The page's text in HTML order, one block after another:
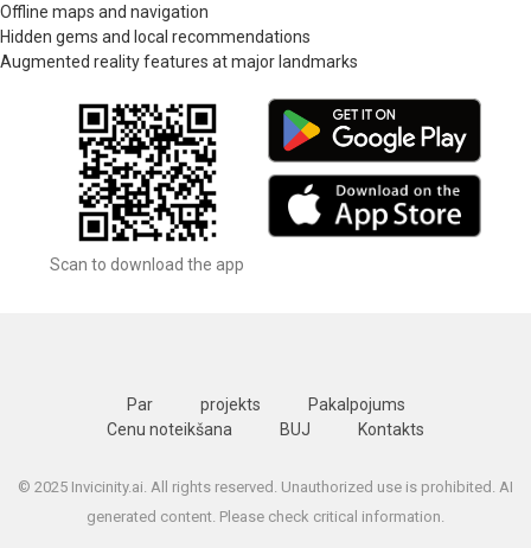
Offline maps and navigation
Hidden gems and local recommendations
Augmented reality features at major landmarks
Scan to download the app
Par projekts
Pakalpojums
Cenu noteikšana
BUJ Kontakts
© 2025 Invicinity.ai. All rights reserved. Unauthorized use is prohibited. AI
generated content. Please check critical information.